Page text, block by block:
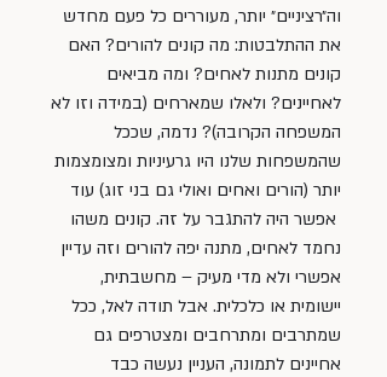
וה״רציניים״ יותר, מעוררים כל פעם מחדש
את ההתלבטות: מה קונים להורים? האם
קונים מתנות לאחים? ומה מביאים
לאחיינים? ולאלו שמארחים (במידה וזו לא
המשפחה הקרובה)? נדמה, שככל
שהמשפחות שלנו היו גרעיניות ומצומצמות
יותר (הורים ואחים ואולי גם בני זוג) עוד
אפשר היה להתגבר על זה. קונים משהו
נחמד לאחים, מתנה יפה להורים וזה עדיין
אפשרי ולא מדי מעיק – מחשבתית,
יישומית או כלכלית. אבל תודה לאל, ככל
שמתרבים ומתרחבים ומצטרפים גם
אחיינים לתמונה, העניין נעשה כבד